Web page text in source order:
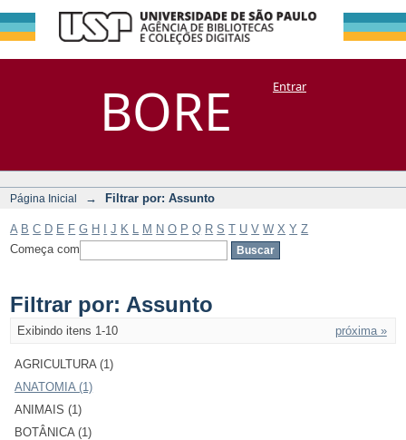
BORE
Filtrar por:
Assunto
DSpace/Manakin + CoriscoEntrar
Página Inicial → Filtrar por: Assunto
A B C D E F G H J K M N O P Q R S T U V W X Y Z
Começa com
Filtrar por: Assunto
Exibindo itens 1-10 próxima »
AGRICULTURA (1)
ANATOMIA (1)
ANIMAIS (1)
BOTÂNICA (1)